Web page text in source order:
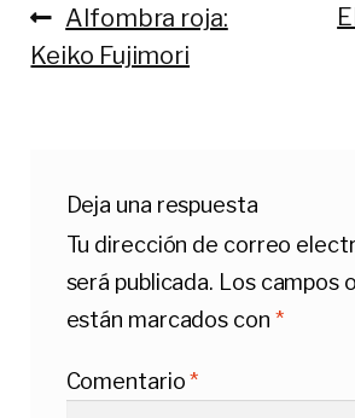
Navegación
de
Anterior:
Alfombra roja:
Keiko Fujimori
Deja una respuesta
Tu dirección de correo
será publicada. Los campos
están marcados con *
Comentario*